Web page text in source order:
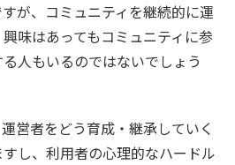
すが、コミュニティを継続的に運
味はあってもコミュニティに参
人もいるのではないでしょう
営者をどう育成・継承していく
し、利用者の心理的なハードル